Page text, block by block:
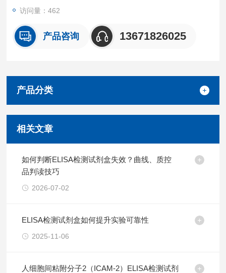
访问量：462
产品咨询 13671826025
产品分类
相关文章
如何判断ELISA检测试剂盒失效？曲线、质控
品判读技巧
2026-07-02
ELISA检测试剂盒如何提升实验可靠性
2025-11-06
人细胞间粘附分子2（ICAM-2）ELISA检测试剂